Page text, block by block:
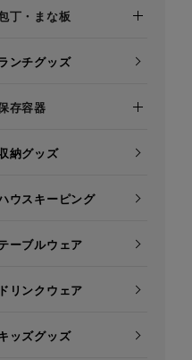
丁・まな板
ンチグッズ
存容器
納グッズ
ウスキーピング
ーブルウェア
ドリンクウェア
ッズグッズ